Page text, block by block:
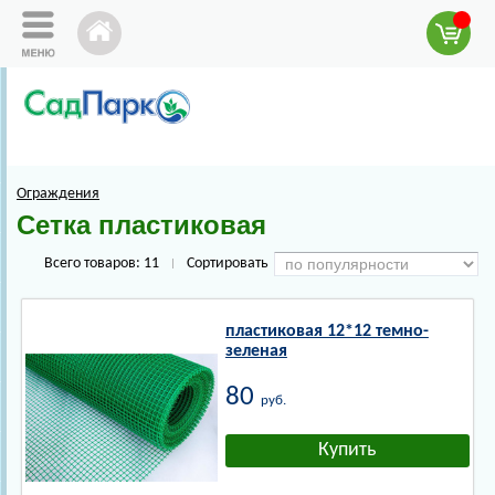
Ограждения
Сетка пластиковая
Всего товаров: 11 Сортировать
пластиковая 12*12 темно-
зеленая
80 руб.